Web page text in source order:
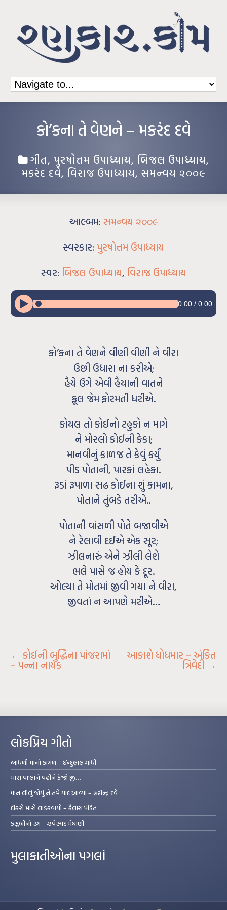
કો’કના તે વેણને – મકરંદ દવે
ગીત, પુરષોત્તમ ઉપાધ્યાય, બિજલ ઉપાધ્યાય,
મકરંદ દવે, વિરાજ ઉપાધ્યાય, સમન્વય ૨૦૦૯
આલ્બમ: સમન્વય ૨૦૦૯
સ્વરકાર: પુરષોત્તમ ઉપાધ્યાય
સ્વર: બિજલ ઉપાધ્યાય, વિરાજ ઉપાધ્યાય
0:00/ 0:00
કો’કના તે વેણને વીણી વીણી ને વીરા
ઉછી ઉધારા ના કરીએ;
હૈયે ઉગે એવી હૈયાની વાતને
ફૂલ જેમ ફોરમતી ધરીએ.
કોયલ તો કોઈનો ટહુકો ન માગે
ને મોરલો કોઈની કેકા;
માનવીનું કાળજ તે કેવું કર્યું
પીડ પોતાની, પારકાં લહેકા.
રૂડાં રૂપાળા સઢ કોઈના શું કામના,
પોતાને તુંબડે તરીએ..
પોતાની વાંસળી પોતે બજાવીએ
ને રેલાવી દઈએ એક સૂર;
ઝીલનારું એને ઝીલી લેશે
ભલે પાસે જ હોય કે દૂર.
ઓલ્યા તે મોતમાં જીવી ગયા ને વીરા,
જીવતાં ન આપણે મરીએ…
← કોઈની બુદ્ધિના પાંજરામાં
– પન્ના નાયક
આકાશે ધોધમાર – અંકિત
ત્રિવેદી →
લોકપ્રિય ગીતો
આંધળી માનો કાગળ – ઇન્દુલાલ ગાંધી
મારા વા’લાને વઢીને કે’જો જી…
પાન લીલું જોયું ને તમે યાદ આવ્યાં – હરીન્દ્ર દવે
દીકરો મારો લાડકવાયો – કૈલાસ પંડિત
કસુંબીનો રંગ – ઝવેરચંદ મેઘાણી
મુલાકાતીઓના પગલાં